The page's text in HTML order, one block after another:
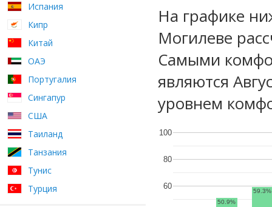
Испания
Кипр
Китай
ОАЭ
Португалия
Сингапур
США
Таиланд
Танзания
Тунис
Турция
На графике
Могилеве
Самыми
являются
уровнем
60
80
100
50.9%
59.3%